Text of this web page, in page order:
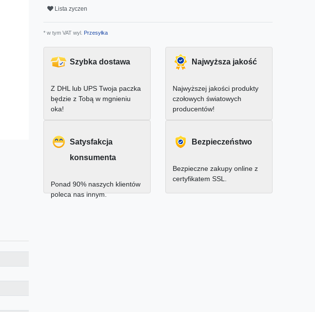
Lista zyczen
* w tym VAT wyl. Przesyłka
Szybka dostawa
Z DHL lub UPS Twoja paczka
będzie z Tobą w mgnieniu
oka!
Najwyższa jakość
Najwyższej jakości produkty
czołowych światowych
producentów!
Satysfakcja
konsumenta
Ponad 90% naszych klientów
poleca nas innym.
Bezpieczeństwo
Bezpieczne zakupy online z
certyfikatem SSL.